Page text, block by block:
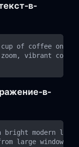
в-
of coffee on a
vibrant
в-
bright modern
large windows,